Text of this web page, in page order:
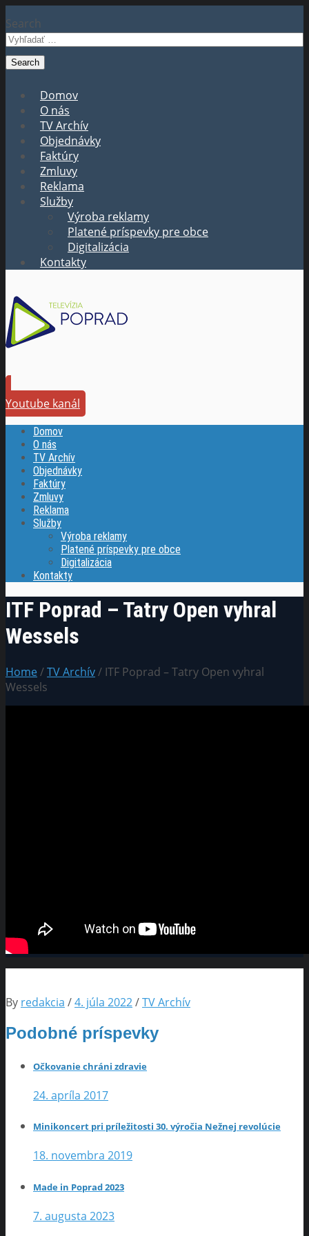
Search
Domov
O nás
TV Archív
Objednávky
Faktúry
Zmluvy
Reklama
Služby
Výroba reklamy
Platené príspevky pre obce
Digitalizácia
Kontakty
Youtube kanál
Domov
O nás
TV Archív
Objednávky
Faktúry
Zmluvy
Reklama
Služby
Výroba reklamy
Platené príspevky pre obce
Digitalizácia
Kontakty
ITF Poprad – Tatry Open vyhral
Wessels
Home/TV Archív/ ITF Poprad – Tatry Open vyhral
Wessels
By redakcia /4. júla 2022/TV Archív
Podobné príspevky
Očkovanie chráni zdravie
24. apríla 2017
Minikoncert pri príležitosti 30. výročia Nežnej revolúcie
18. novembra 2019
Made in Poprad 2023
7. augusta 2023